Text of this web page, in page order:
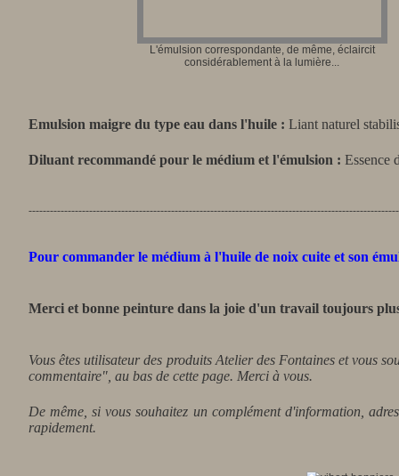
L'émulsion correspondante, de même, éclaircit
considérablement à la lumière...
Emulsion maigre du type eau dans l'huile : Liant naturel
Diluant recommandé pour le médium et l'émulsion : Essence
Pour commander le médium à l'huile de noix cuite et son
Merci et bonne peinture dans la joie d'un travail toujours
Vous êtes utilisateur des produits Atelier des Fontaines et vous
commentaire", au bas de cette page. Merci à vous.
De même, si vous souhaitez un complément d'information,
rapidement.